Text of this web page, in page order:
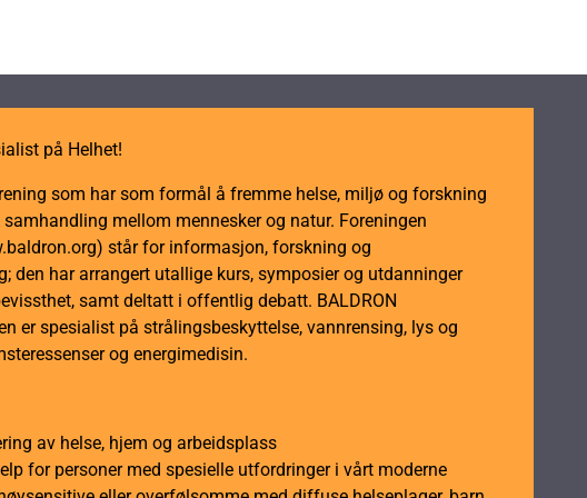
på Helhet!
som har som formål å fremme helse, miljø og forskning
mellom mennesker og natur. Foreningen
står for informasjon, forskning og
den har arrangert utallige kurs, symposier og utdanninger
samt deltatt i offentlig debatt. BALDRON
er spesialist på strålingsbeskyttelse, vannrensing, lys og
og energimedisin.
av helse, hjem og arbeidsplass
for personer med spesielle utfordringer i vårt moderne